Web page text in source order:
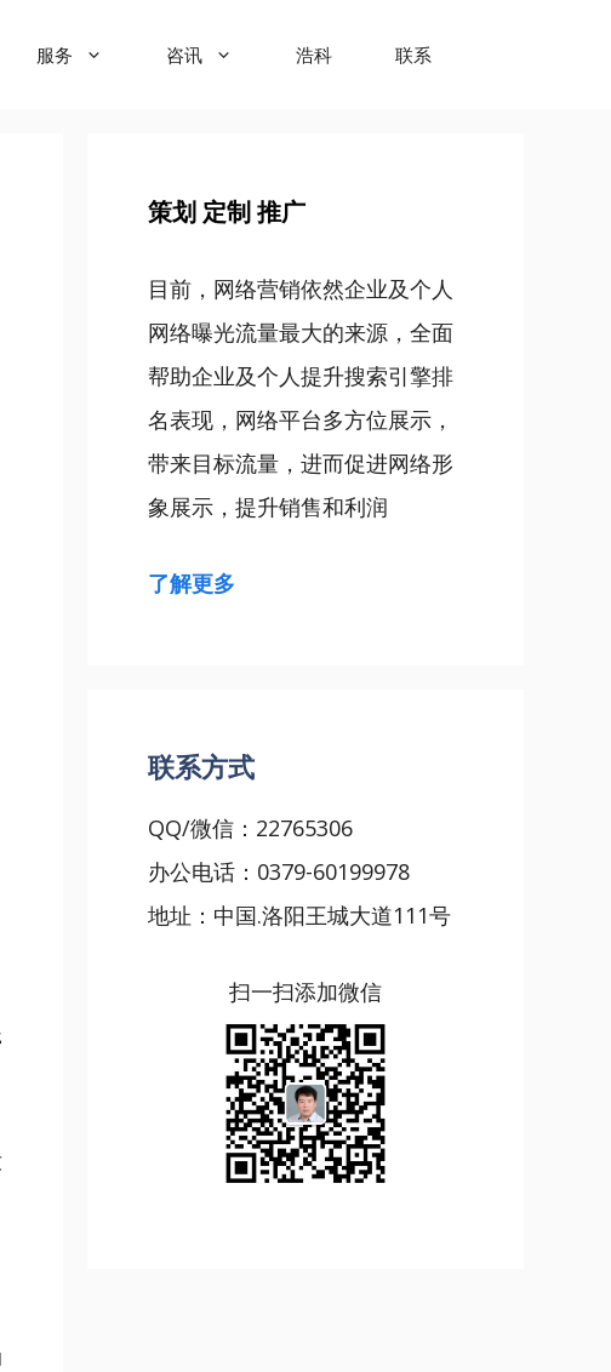
服务 咨讯 浩科 联系
策划 定制 推广
目前，网络营销依然企业及个人
网络曝光流量最大的来源，全面
帮助企业及个人提升搜索引擎排
名表现，网络平台多方位展示，
带来目标流量，进而促进网络形
象展示，提升销售和利润
了解更多
联系方式
QQ/微信：22765306
办公电话：0379-60199978
地址：中国.洛阳王城大道111号
扫一扫添加微信